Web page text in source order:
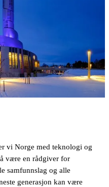
vi Norge med teknologi og
være en rådgiver for
samfunnslag og alle
generasjon kan være